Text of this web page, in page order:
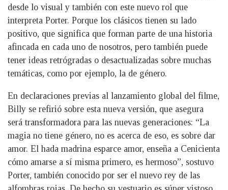
desde lo visual y también con este nuevo rol que
interpreta Porter. Porque los clásicos tienen su lado
positivo, que significa que forman parte de una historia
afincada en cada uno de nosotros, pero también puede
tener ideas retrógradas o desactualizadas sobre muchas
temáticas, como por ejemplo, la de género.
En declaraciones previas al lanzamiento global del filme,
Billy se refirió sobre esta nueva versión, que asegura
será transformadora para las nuevas generaciones: “La
magia no tiene género, no es acerca de eso, es sobre dar
amor. El hada madrina esparce amor, enseña a Cenicienta
cómo amarse a sí misma primero, es hermoso”, sostuvo
Porter, también conocido por ser el nuevo rey de las